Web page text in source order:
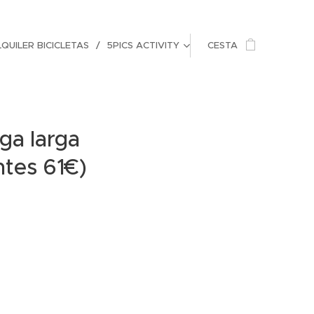
BICICLETAS 5PICS ACTIVITY CESTA
larga
61€)